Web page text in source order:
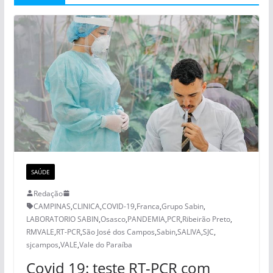
SAÚDE
Redação
CAMPINAS,CLINICA,COVID-19,Franca,Grupo Sabin,
LABORATORIO SABIN,Osasco,PANDEMIA,PCR,Ribeirão Preto,
RMVALE,RT-PCR,São José dos Campos,Sabin,SALIVA,SJC,
sjcampos,VALE,Vale do Paraíba
Covid 19: teste RT-PCR com